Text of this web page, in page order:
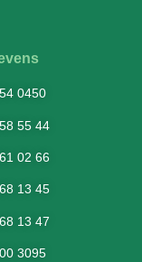
0450
55 44
02 66
13 45
13 47
3095